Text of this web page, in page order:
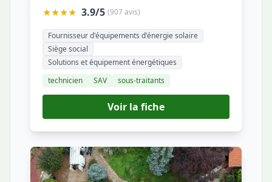
★★★★ 3.9/5 (907 avis)
Fournisseur d'équipements d'énergie solaire
Siège social
Solutions et équipement énergétiques
technicien
SAV sous-traitants
Voir la fiche